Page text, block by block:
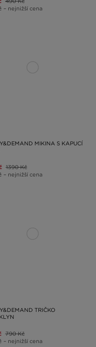
– nejnižší cena
MIKINA S KAPUCÍ
1390 Kč
– nejnižší cena
TRIČKO
790 Kč
– nejnižší cena